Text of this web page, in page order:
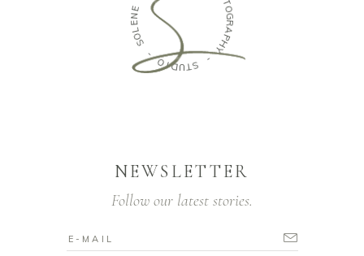
O
T
O
G
R
A
P
H
Y
-
S
T
U
D
I
O
-
S
O
L
E
NEWSLETTER
Follow our latest stories.